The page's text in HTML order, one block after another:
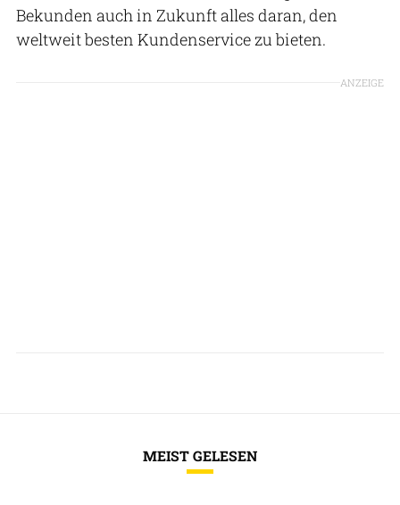
Bekunden auch in Zukunft alles daran, den
weltweit besten Kundenservice zu bieten.
ANZEIGE
MEIST GELESEN